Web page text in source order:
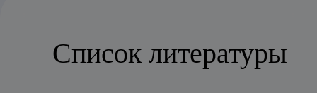
Список литературы